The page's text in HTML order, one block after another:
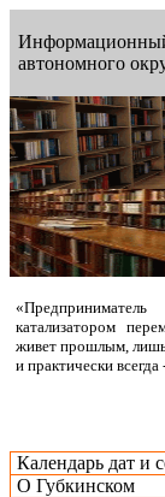
автономного
катализатором
живет прошлым,
и практически
Календарь дат и
О Губкинском